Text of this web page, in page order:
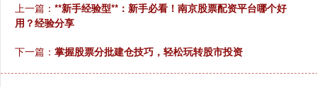
上一篇： **新手经验型**：新手必看！南京股票配资平台哪个好
用？经验分享
下一篇： 掌握股票分批建仓技巧，轻松玩转股市投资